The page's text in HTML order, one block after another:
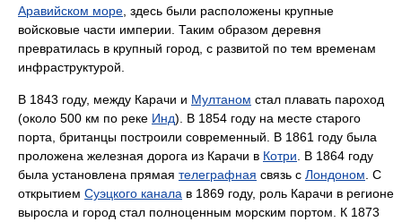
Аравийском море, здесь были расположены крупные
войсковые части империи. Таким образом деревня
превратилась в крупный город, с развитой по тем временам
инфраструктурой.
В 1843 году, между Карачи и Мултаном стал плавать пароход
(около 500 км по реке Инд). В 1854 году на месте старого
порта, британцы построили современный. В 1861 году была
проложена железная дорога из Карачи в Котри. В 1864 году
была установлена прямая телеграфная связь с Лондоном. С
открытием Суэцкого канала в 1869 году, роль Карачи в регионе
выросла и город стал полноценным морским портом. К 1873